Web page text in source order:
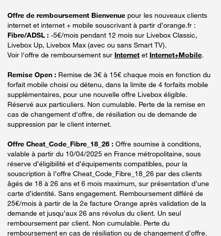
Offre de remboursement Bienvenue pour les nouveaux clients
internet et internet + mobile souscrivant à partir d’orange.fr :
Fibre/ADSL : -5€/mois pendant 12 mois sur Livebox Classic,
Livebox Up, Livebox Max (avec ou sans Smart TV).
Voir l'offre de remboursement sur Internet et Internet+Mobile.
Remise Open : Remise de 3€ à 15€ chaque mois en fonction du
forfait mobile choisi ou détenu, dans la limite de 4 forfaits mobile
supplémentaires, pour une nouvelle offre Livebox éligible.
Réservé aux particuliers. Non cumulable. Perte de la remise en
cas de changement d'offre, de résiliation ou de demande de
suppression par le client internet.
Offre Cheat_Code_Fibre_18_26 : Offre soumise à conditions,
valable à partir du 10/04/2025 en France métropolitaine, sous
réserve d’éligibilité et d’équipements compatibles, pour la
souscription à l’offre Cheat_Code_Fibre_18_26 par des clients
âgés de 18 à 26 ans et 6 mois maximum, sur présentation d’une
carte d’identité. Sans engagement. Remboursement différé de
25€/mois à partir de la 2e facture Orange après validation de la
demande et jusqu’aux 26 ans révolus du client. Un seul
remboursement par client. Non cumulable. Perte du
remboursement en cas de résiliation ou de changement d’offre.